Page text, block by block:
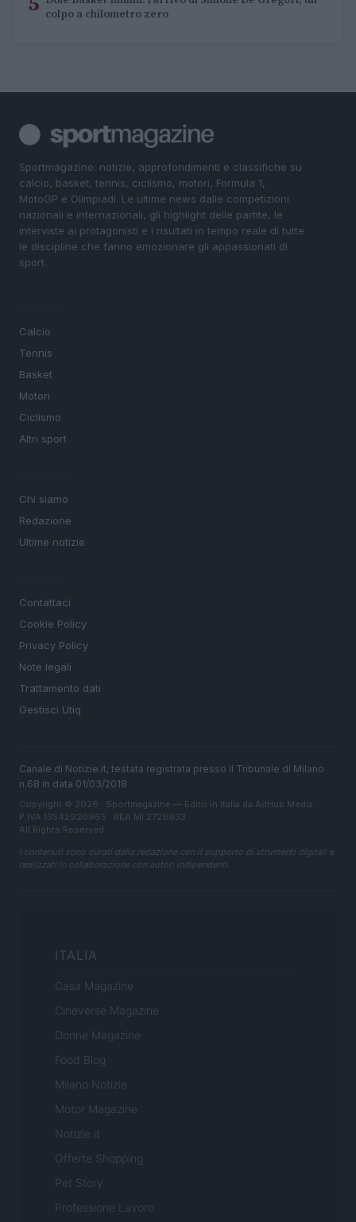
colpo a chilometro zero
Sportmagazine: notizie, approfondimenti e classifiche su
calcio, basket, tennis, ciclismo, motori, Formula 1,
MotoGP e Olimpiadi. Le ultime news dalle competizioni
nazionali e internazionali, gli highlight delle partite, le
interviste ai protagonisti e i risultati in tempo reale di tutte
le discipline che fanno emozionare gli appassionati di
sport.
Calcio
Tennis
Basket
Motori
Ciclismo
Altri sport
Chi siamo
Redazione
Ultime notizie
Contattaci
Cookie Policy
Privacy Policy
Note legali
Trattamento dati
Gestisci Utiq
Canale di Notizie.it, testata registrata presso il Tribunale di Milano
n.68 in data 01/03/2018
Copyright © 2026 · Sportmagazine — Edito in Italia da AdHub Media
P.IVA 13542920965 · REA MI 2729933
All Rights Reserved
I contenuti sono curati dalla redazione con il supporto di strumenti digitali e
realizzati in collaborazione con autori indipendenti.
ITALIA
Casa Magazine
Cineverse Magazine
Donne Magazine
Food Blog
Milano Notizie
Motor Magazine
Notizie.it
Offerte Shopping
Pet Story
Professione Lavoro